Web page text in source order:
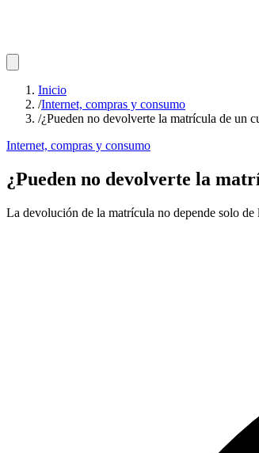
Inicio
/Internet, compras y consumo
/¿Pueden no devolverte la matrícula de un
Internet, compras y consumo
¿Pueden no devolverte la
La devolución de la matrícula no depende solo